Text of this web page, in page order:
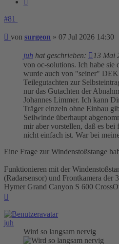
#81
Beitrag
von surgeon » 07 Jul 2026 14:30
juh hat geschrieben: 13 Mai
von oc-solutions. Ich habe sie
wurde auch von "seiner"
Teilegutachten zur
nur das Gutachten der
Johannes Limmer. Ich kann
Träger einzeln ohne Einbau
Seilwinde überhaupt
mir aber vorstellen, daß es
nicht einfach ist. War bei
Eine Frage zur Windenstoßstange
Funktionieren mit der
(Radarsensor) und Frontkamera der
Hymer Grand Canyon S 600
juh
Wird so langsam nervig